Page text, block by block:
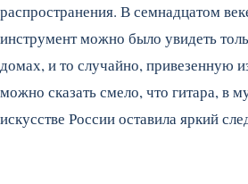
распространения. В семнадцатом
инструмент можно было увидеть
домах, и то случайно, привезенную
можно сказать смело, что гитара, в
искусстве России оставила яркий